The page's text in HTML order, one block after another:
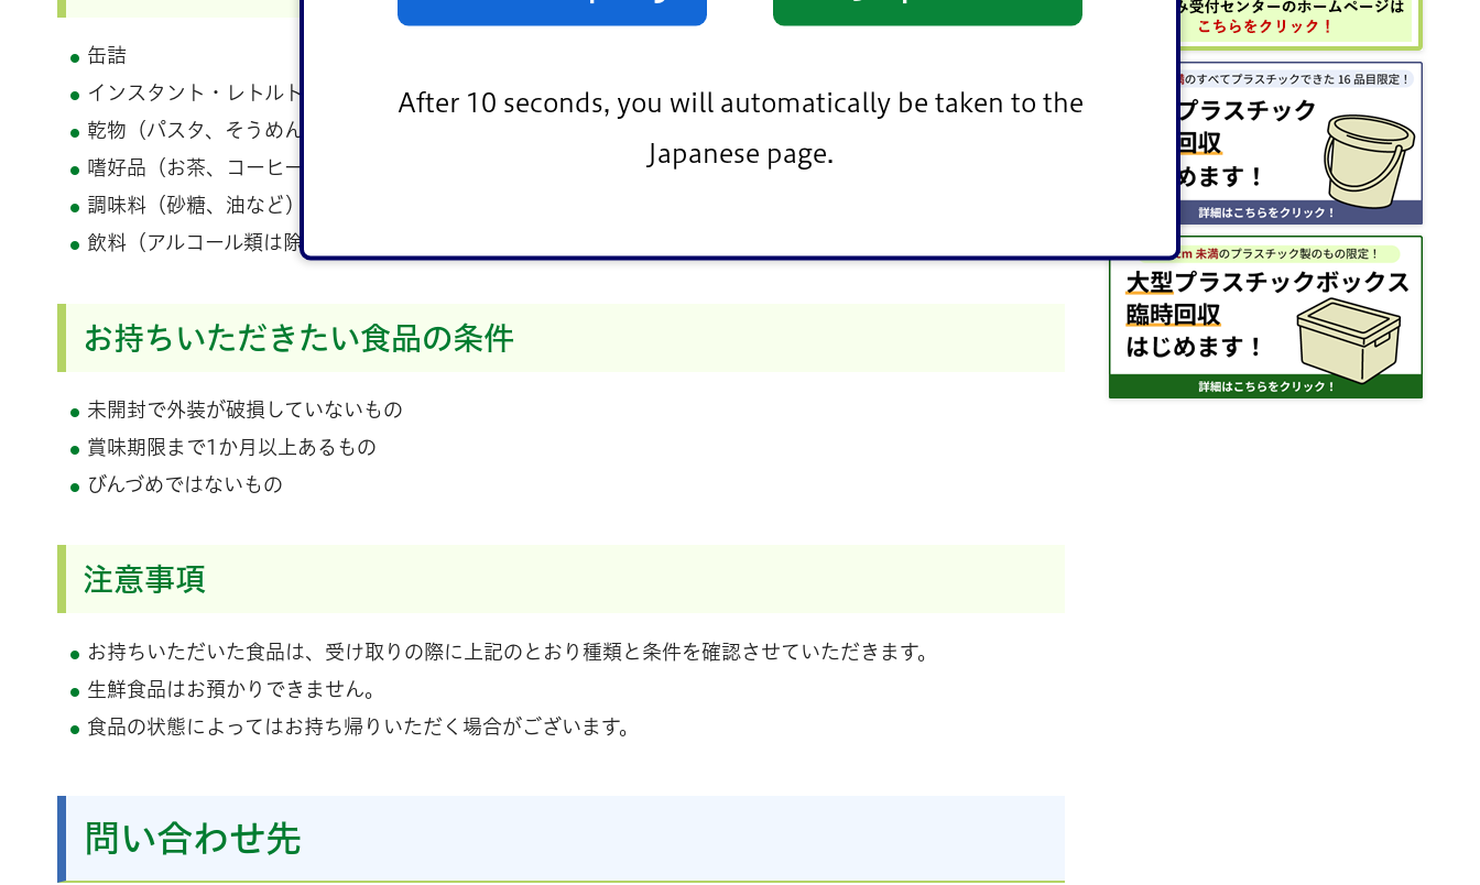
After 10 seconds, you will automatically be taken to the
Japanese page.
缶詰
インスタント・レトルト食品（冷凍。冷蔵食品は除きます）
乾物（パスタ、そうめんなど）
嗜好品（お茶、コーヒーなど）
調味料（砂糖、油など）
飲料（アルコール類は除きます）
お持ちいただきたい食品の条件
未開封で外装が破損していないもの
賞味期限まで1か月以上あるもの
びんづめではないもの
注意事項
お持ちいただいた食品は、受け取りの際に上記のとおり種類と条件を確認させていただきます。
生鮮食品はお預かりできません。
食品の状態によってはお持ち帰りいただく場合がございます。
問い合わせ先